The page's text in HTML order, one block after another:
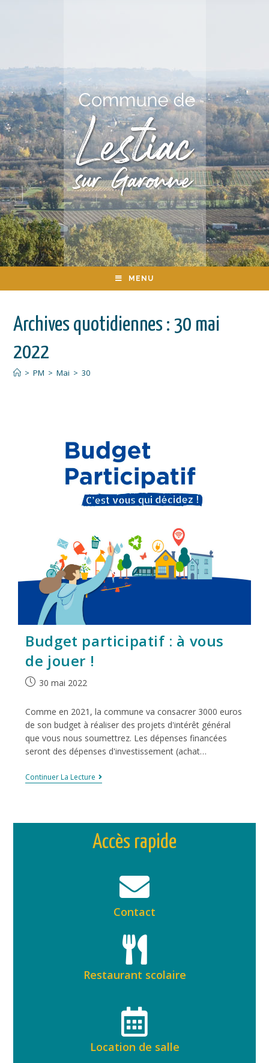
MENU
Archives quotidiennes : 30 mai
2022
> PM > Mai > 30
Budget participatif : à vous
de jouer !
30 mai 2022
Comme en 2021, la commune va consacrer 3000 euros
de son budget à réaliser des projets d'intérêt général
que vous nous soumettrez. Les dépenses financées
seront des dépenses d'investissement (achat…
Continuer La Lecture
Accès rapide
Contact
Restaurant scolaire
Location de salle